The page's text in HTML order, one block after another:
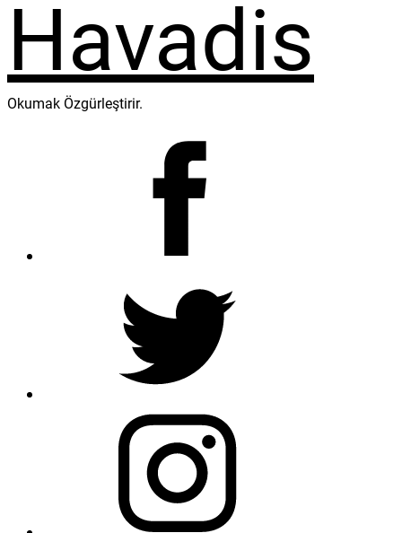
Okumak Özgürleştirir.